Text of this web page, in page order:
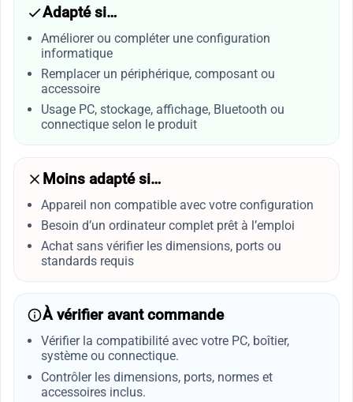
Adapté si…
Améliorer ou compléter une configuration
informatique
Remplacer un périphérique, composant ou
accessoire
Usage PC, stockage, affichage, Bluetooth ou
connectique selon le produit
Moins adapté si…
Appareil non compatible avec votre configuration
Besoin d’un ordinateur complet prêt à l’emploi
Achat sans vérifier les dimensions, ports ou
standards requis
À vérifier avant commande
Vérifier la compatibilité avec votre PC, boîtier,
système ou connectique.
Contrôler les dimensions, ports, normes et
accessoires inclus.